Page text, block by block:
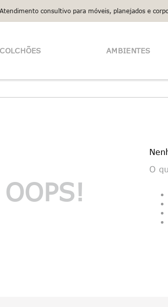
Atendimento consultivo para móveis, planejados e
COLCHÕES AMBIENTES
OOPS!
O